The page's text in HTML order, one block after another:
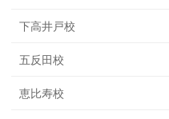
下高井戸校
五反田校
恵比寿校